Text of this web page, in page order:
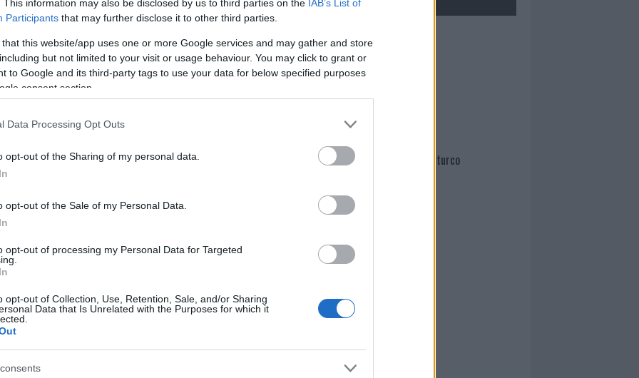
This information may also be disclosed by us to third parties on the IAB’s List of
Participants that may further disclose it to other third parties.
that this website/app uses one or more Google services and may gather and store
but not limited to your visit or usage behaviour. You may click to grant or
to Google and its third-party tags to use your data for below specified purposes
consent section.
Data Processing Opt Outs
opt-out of the Sharing of my personal data.
opt-out of the Sale of my Personal Data.
opt-out of processing my Personal Data for Targeted
opt-out of Collection, Use, Retention, Sale, and/or Sharing
Data that Is Unrelated with the Purposes for which it
1.203
71.452
nella sezioneLogindal menù del sito o
Mario Malu
Paolo Pinna
Martina Agostina Diturco